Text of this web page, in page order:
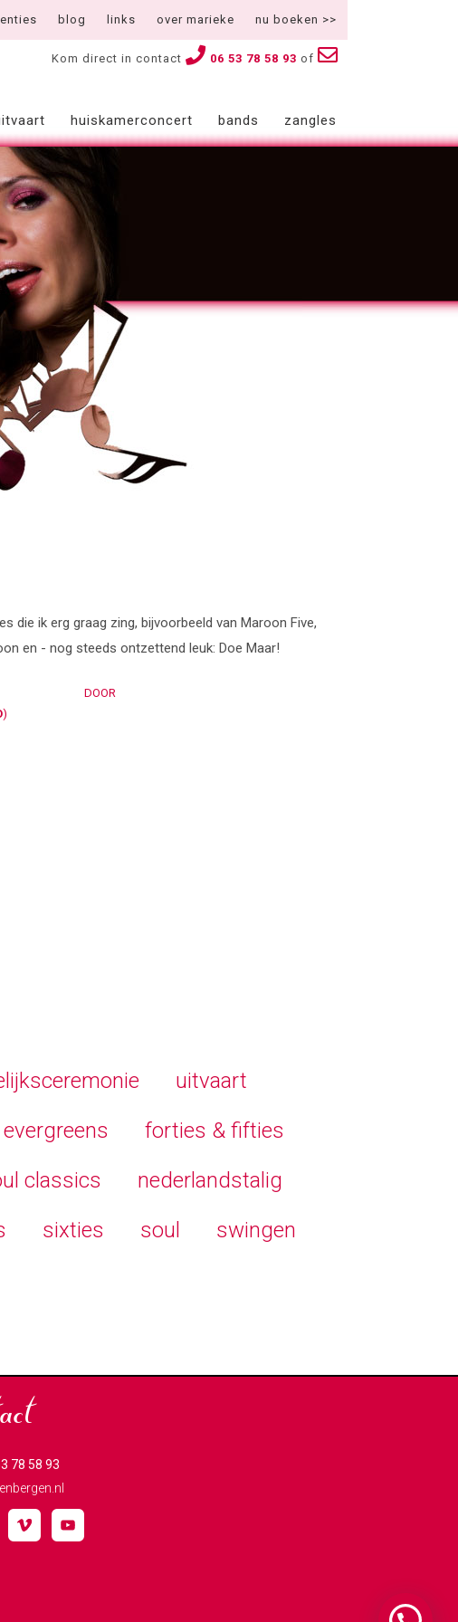
blog links over marieke nu boeken >>
Kom direct in contact 06 53 78 58 93 of
huiskamerconcert bands zangles
die ik erg graag zing, bijvoorbeeld van Maroon Five,
en - nog steeds ontzettend leuk: Doe Maar!
DOOR
)
uitvaart
evergreens
forties & fifties
classics
nederlandstalig
sixties soul
swingen
78 58 93